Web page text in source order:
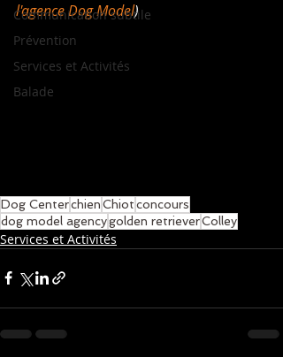
Communication subtile
Prévention
Services et Activités
Balade
l'agence Dog Model)
Dog CenterchienChiotconcours
dog model agencygolden retrieverColley
Services et Activités